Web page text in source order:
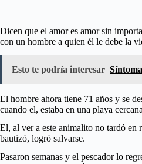
Dicen que el amor es amor sin
con un hombre a quien él le debe la
Esto te podría interesar
El hombre ahora tiene 71 años y se
cuando el, estaba en una playa
El, al ver a este animalito no tardó en
bautizó, logró salvarse.
Pasaron semanas y el pescador lo